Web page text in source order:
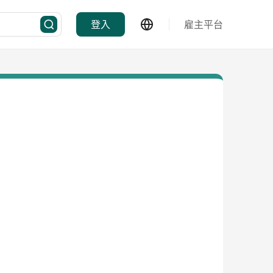
登入 雇主平台
於澳洲悉尼及布里斯班設有分校，提供專業游泳課